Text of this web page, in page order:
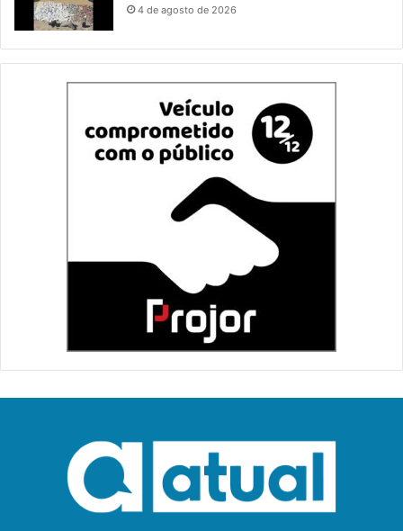
4 de agosto de 2026